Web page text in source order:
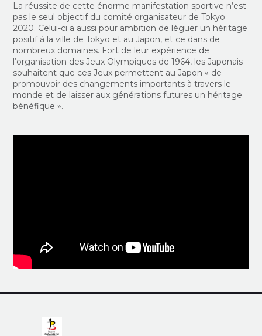
La réussite de cette énorme manifestation sportive n’est
pas le seul objectif du comité organisateur de Tokyo
2020. Celui-ci a aussi pour ambition de léguer un héritage
positif à la ville de Tokyo et au Japon, et ce dans de
nombreux domaines. Fort de leur expérience de
l’organisation des Jeux Olympiques de 1964, les Japonais
souhaitent que ces Jeux permettent au Japon « de
promouvoir des changements importants à travers le
monde et de laisser aux générations futures un héritage
bénéfique ».